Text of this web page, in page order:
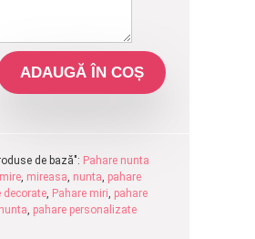
ADAUGĂ ÎN COȘ
de bază": Pahare nunta
mire, mireasa, nunta, pahare
decorate, Pahare miri, pahare
, pahare personalizate